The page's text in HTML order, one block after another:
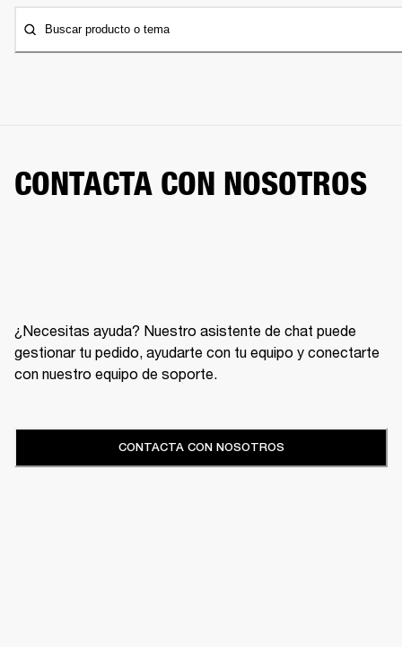
Buscar producto o tema
CONTACTA CON NOSOTROS
¿Necesitas ayuda? Nuestro asistente de chat puede
gestionar tu pedido, ayudarte con tu equipo y conectarte
con nuestro equipo de soporte.
CONTACTA CON NOSOTROS